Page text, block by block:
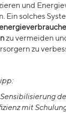
und
Ein solches
zu vermeiden
zu
mit